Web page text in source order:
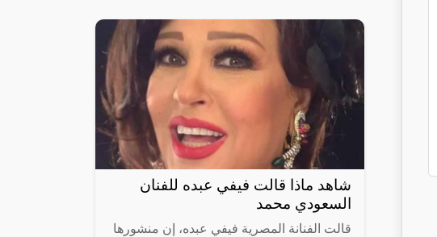
شاهد ماذا قالت فيفي عبده للفنان
السعودي محمد
قالت الفنانة المصرية فيفي عبده، إن منشورها